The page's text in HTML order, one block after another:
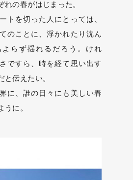
れの春がはじまった。
トを切った人にとっては、
のことに、浮かれたり沈ん
よらず揺れるだろう。けれ
ですら、時を経て思い出す
と伝えたい。
に、誰の日々にも美しい春
うに。